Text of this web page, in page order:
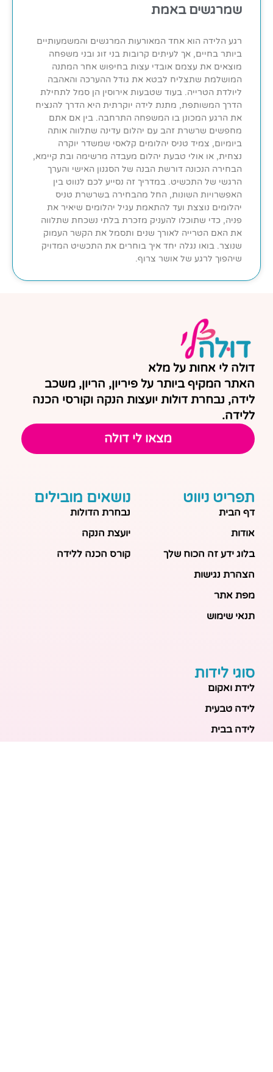
שמרגשים באמת
רגע הלידה הוא אחד המאורעות המרגשים והמשמעותיים
ביותר בחיים, אך לעיתים קרובות בני זוג ובני משפחה
מוצאים את עצמם אובדי עצות בחיפוש אחר המתנה
המושלמת שתצליח לבטא את גודל ההערכה והאהבה
ליולדת הטרייה. בעוד שטבעות אירוסין הן סמל לתחילת
הדרך המשותפת, מתנת לידה יוקרתית היא הדרך להנציח
את הרגע המכונן בו המשפחה התרחבה. בין אם אתם
מחפשים שרשרת זהב עם יהלום עדינה שתלווה אותה
ביומיום, צמיד טניס יהלומים קלאסי שמשדר יוקרה
נצחית, או אולי טבעת יהלום מעבדה מרשימה ובת קיימא,
הבחירה הנכונה דורשת הבנה של הסגנון האישי והערך
הרגשי של התכשיט. במדריך זה נסייע לכם לנווט בין
האפשרויות השונות, החל מהבחירה בשרשרת טניס
יהלומים נוצצת ועד להתאמת עגיל יהלומים שיאיר את
פניה, כדי שתוכלו להעניק מזכרת בלתי נשכחת שתלווה
את האם הטרייה לאורך שנים ותסמל את הקשר העמוק
שנוצר. בואו נגלה יחד איך בוחרים את התכשיט המדויק
שיהפוך לרגע של אושר צרוף.
דולה לי אחות על מלא
האתר המקיף ביותר על פיריון, הריון, משכב
לידה, נבחרת דולות יועצות הנקה וקורסי הכנה
ללידה.
מצאו לי דולה
תפריט ניווט
דף הבית
אודות
בלוג ידע זה הכוח שלך
הצהרת נגישות
מפת אתר
תנאי שימוש
נושאים מובילים
נבחרת הדולות
יועצת הנקה
קורס הכנה ללידה
סוגי לידות
לידת ואקום
לידה טבעית
לידה בבית